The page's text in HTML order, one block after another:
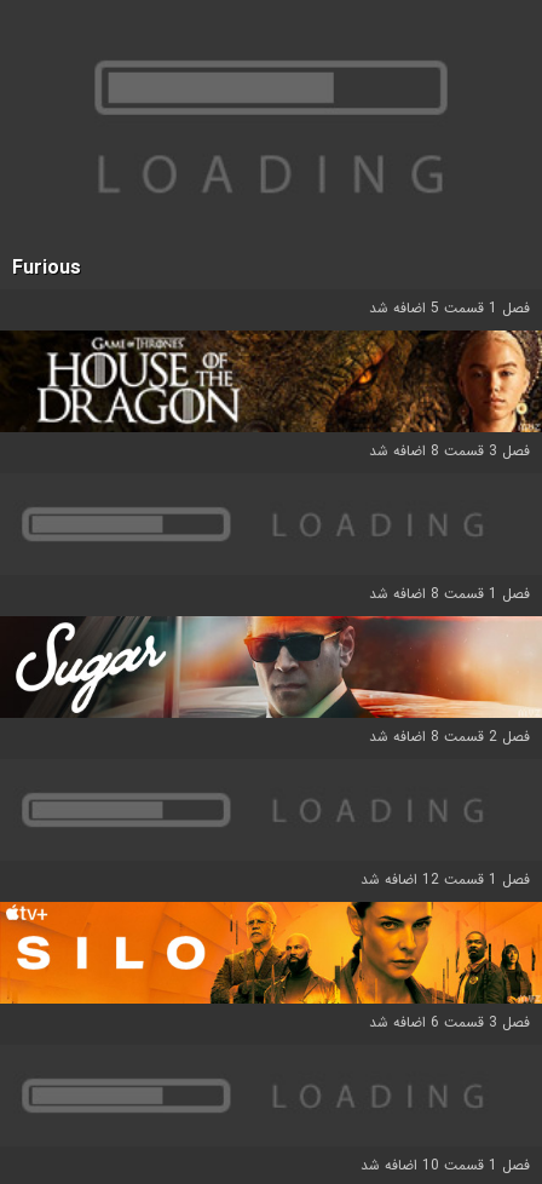
Furious
فصل 1 قسمت 5 اضافه شد
فصل 3 قسمت 8 اضافه شد
فصل 1 قسمت 8 اضافه شد
فصل 2 قسمت 8 اضافه شد
فصل 1 قسمت 12 اضافه شد
فصل 3 قسمت 6 اضافه شد
فصل 1 قسمت 10 اضافه شد